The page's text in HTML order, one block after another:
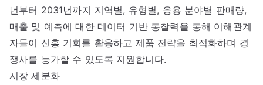
년부터 2031년까지 지역별, 유형별, 응용 분야별 판매량,
매출 및 예측에 대한 데이터 기반 통찰력을 통해 이해관계
자들이 신흥 기회를 활용하고 제품 전략을 최적화하며 경
쟁사를 능가할 수 있도록 지원합니다.
시장 세분화